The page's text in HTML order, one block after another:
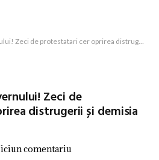
protestatari cer oprirea distrugerii și demisia Maiei Sandu
Zeci de
distrugerii și demisia
comentariu